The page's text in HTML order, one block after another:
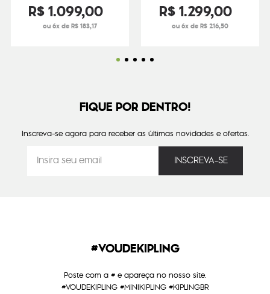
R$1.099,00
ou 6x de R$ 183,17
R$1.299,00
ou 6x de R$ 216,50
FIQUE POR DENTRO!
Inscreva-se agora para receber as últimas novidades e ofertas.
#VOUDEKIPLING
Poste com a # e apareça no nosso site.
#VOUDEKIPLING #MINIKIPLING #KIPLINGBR